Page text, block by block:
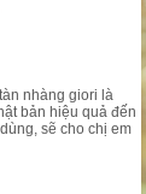
nhàng giori là
bản hiệu quả đến
sẽ cho chị em
Bộ Mỹ